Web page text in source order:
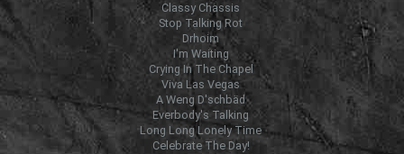
Classy Chassis
Stop Talking Rot
Drhoim
I'm Waiting
Crying In The Chapel
Viva Las Vegas
A Weng D'schbäd
Everbody's Talking
Long Long Lonely Time
Celebrate The Day!